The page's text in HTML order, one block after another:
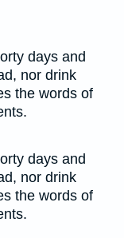
days and
nor drink
the words of
days and
nor drink
the words of